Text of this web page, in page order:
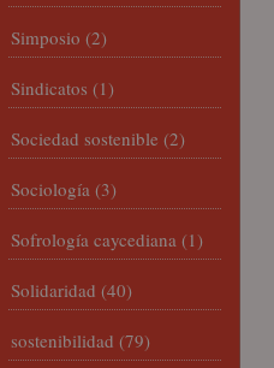
Simposio (2)
Sindicatos (1)
Sociedad sostenible (2)
Sociología (3)
Sofrología caycediana (1)
Solidaridad (40)
sostenibilidad (79)